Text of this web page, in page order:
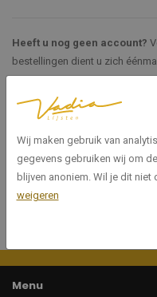
Heeft u nog geen account?
bestellingen dient u zich
Specificaties
Artikelnummer
Menu
Wij maken gebruik van
gegevens gebruiken wij om
blijven anoniem. Wil je dit niet
weigeren